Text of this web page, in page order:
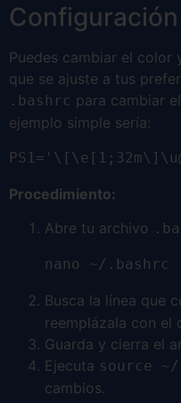
Puedes cambiar el color
que se ajuste a tus
.bashrc para cambiar
ejemplo simple sería:
Procedimiento:
Abre tu archivo
nano ~/.bashrc
Busca la línea que
reemplázala con el
Guarda y cierra el
Ejecuta source
cambios.